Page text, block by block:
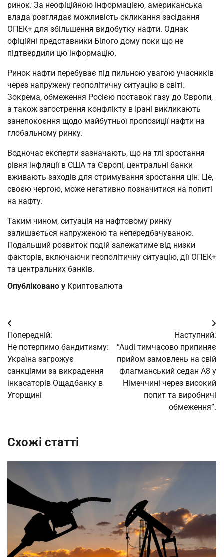
ринок. За неофіційною інформацією, американська
влада розглядає можливість скликання засідання
ОПЕК+ для збільшення видобутку нафти. Однак
офіційні представники Білого дому поки що не
підтвердили цю інформацію.
Ринок нафти перебуває під пильною увагою учасників
через напружену геополітичну ситуацію в світі.
Зокрема, обмеження Росією поставок газу до Європи,
а також загострення конфлікту в Ірані викликають
занепокоєння щодо майбутньої пропозиції нафти на
глобальному ринку.
Водночас експерти зазначають, що на тлі зростання
рівня інфляції в США та Європі, центральні банки
вживають заходів для стримування зростання цін. Це,
своєю чергою, може негативно позначитися на попиті
на нафту.
Таким чином, ситуація на нафтовому ринку
залишається напруженою та непередбачуваною.
Подальший розвиток подій залежатиме від низки
факторів, включаючи геополітичну ситуацію, дії ОПЕК+
та центральних банків.
Опубліковано у Криптовалюта
Навігація
записів
Попередній:
Не потерпимо бандитизму:
Україна загрожує
санкціями за викрадення
інкасаторів Ощадбанку в
Угорщині
Наступний:
“Audi тимчасово припиняє
прийом замовлень на свій
флагманський седан A8 у
Німеччині через високий
попит та виробничі
обмеження”.
Схожі статті